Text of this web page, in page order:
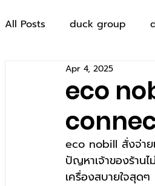
All Posts duck group
eco
Apr 4, 2025
eco nobill สั่งจ่า
ปัญหาเจ้าของร้าน
เครื่องสบายใจสุดๆ